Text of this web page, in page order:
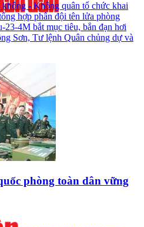
không - Không quân tổ chức khai
hợp phân đội tên lửa phòng
23-4M bắt mục tiêu, bắn đạn hơi
Sơn, Tư lệnh Quân chủng dự và
phòng toàn dân vững